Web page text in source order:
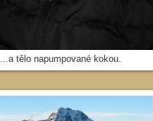
...a tělo napumpované kokou.